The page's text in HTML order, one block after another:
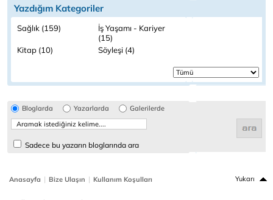
Yazdığım Kategoriler
Sağlık (159) İş Yaşamı - Kariyer
(15)
Kitap (10) Söyleşi (4)
Bloglarda Yazarlarda Galerilerde
Sadece bu yazarın bloglarında ara
Anasayfa | Bize Ulaşın | Kullanım Koşulları Yukarı